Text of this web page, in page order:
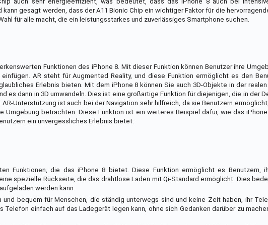
gesagt werden, dass der A11 Bionic Chip ein wichtiger Faktor für die
für alle macht, die ein leistungsstarkes und zuverlässiges Smartphone suchen.
Funktionen des iPhone 8. Mit dieser Funktion können Benutzer ihre
AR steht für Augmented Reality, und diese Funktion ermöglicht es den
Erlebnis bieten. Mit dem iPhone 8 können Sie auch 3D-Objekte in der
es dann in 3D umwandeln. Dies ist eine großartige Funktion für diejenigen, die in der
Unterstützung ist auch bei der Navigation sehr hilfreich, da sie Benutzern
Umgebung betrachten. Diese Funktion ist ein weiteres Beispiel dafür, wie das
ein unvergessliches Erlebnis bietet.
Funktionen, die das iPhone 8 bietet. Diese Funktion ermöglicht es Benutzern,
spezielle Rückseite, die das drahtlose Laden mit Qi-Standard ermöglicht. Dies
werden kann.
bequem für Menschen, die ständig unterwegs sind und keine Zeit haben, ihr
Telefon einfach auf das Ladegerät legen kann, ohne sich Gedanken darüber zu